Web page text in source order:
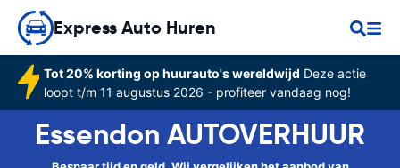
Express Auto Huren
Tot 20% korting op huurauto's wereldwijd Deze actie
loopt t/m 11 augustus 2026 - profiteer vandaag nog!
Essendon AUTOVERHUUR